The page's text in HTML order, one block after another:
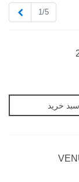
1/5
خرید